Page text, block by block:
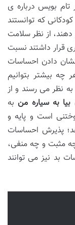
تام بویس درباره ی
است. کودکانی که توانستند
از نظر سلامت
قرار داشتند نسبت
دادن احساسات
بیشتر بتوانیم
به نظر می رسند و از
بیا به سیاره من به
است و پایه و
پذیرش احساسات
مثبت و چه منفی،
بد نیز می توانند